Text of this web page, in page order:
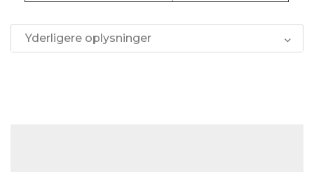
Yderligere oplysninger